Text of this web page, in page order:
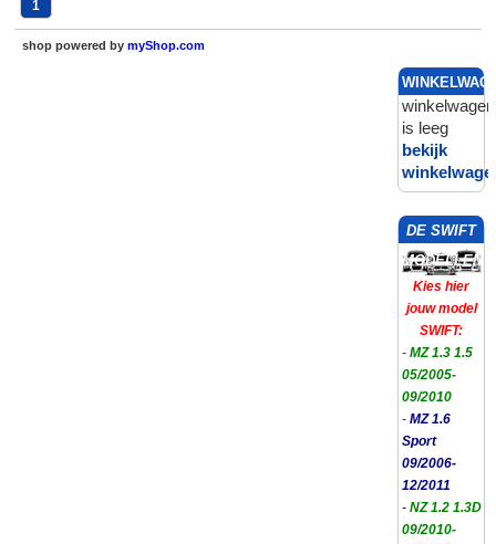
1
shop powered by myShop.com
winkelwagen
is leeg
bekijk
DE SWIFT
MODELLEN
Kies hier
jouw model
SWIFT:
- MZ 1.3 1.5
05/2005-
09/2010
- MZ 1.6
Sport
09/2006-
12/2011
- NZ 1.2 1.3D
09/2010-